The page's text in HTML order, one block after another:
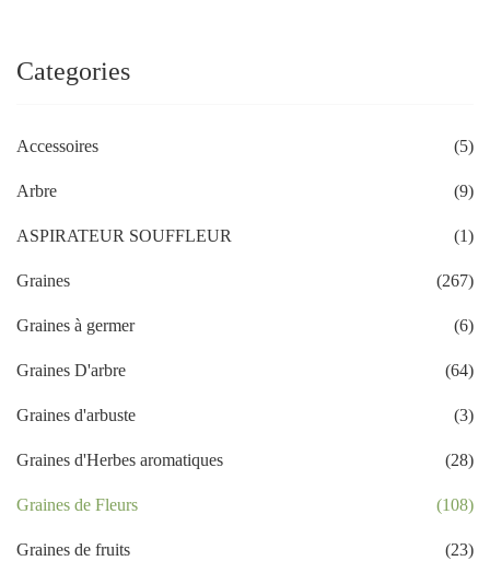
Categories
Accessoires (5)
Arbre (9)
ASPIRATEUR SOUFFLEUR (1)
Graines (267)
Graines à germer (6)
Graines D'arbre (64)
Graines d'arbuste (3)
Graines d'Herbes aromatiques (28)
Graines de Fleurs (108)
Graines de fruits (23)